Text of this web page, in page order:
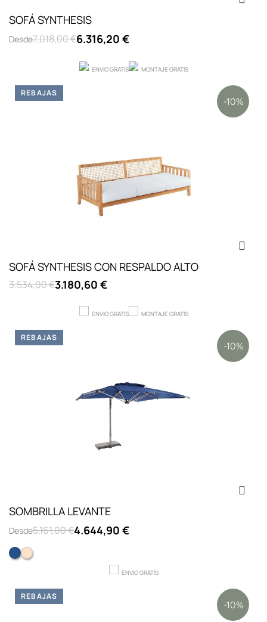
SOFÁ SYNTHESIS
Desde7.018,00 €6.316,20 €
ENVIO GRATIS MONTAJE GRATIS
SOFÁ SYNTHESIS CON RESPALDO ALTO
3.534,00 €3.180,60 €
ENVIO GRATIS MONTAJE GRATIS
-10%
REBAJAS
SOMBRILLA LEVANTE
Desde5.161,00 €4.644,90 €
AZULCRUDO
ENVIO GRATIS
-10%
REBAJAS
-10%
REBAJAS